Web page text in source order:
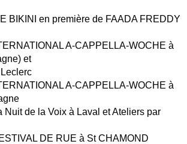
BIKINI en première de FAADA FREDDY
A-CAPPELLA-WOCHE à
et
A-CAPPELLA-WOCHE à
Nuit de la Voix à Laval et Ateliers par
DE RUE à St CHAMOND